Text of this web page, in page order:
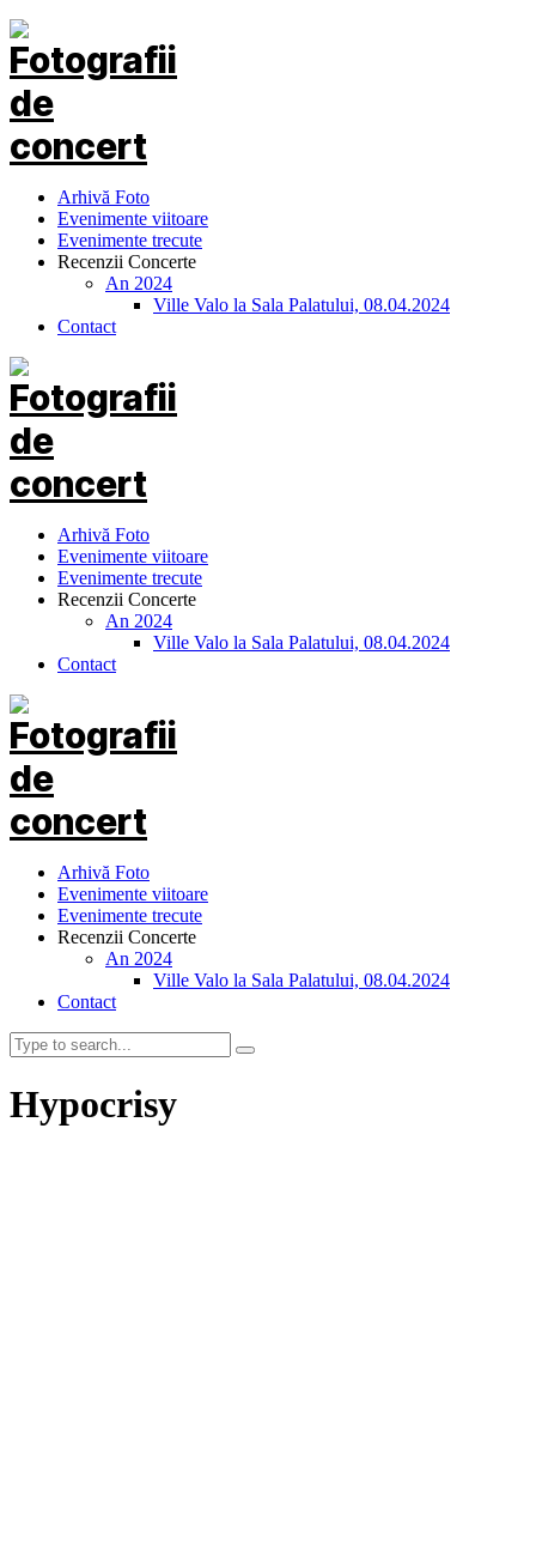
Arhivă Foto
Evenimente viitoare
Evenimente trecute
Recenzii Concerte
An 2024
Ville Valo la Sala Palatului, 08.04.2024
Contact
Arhivă Foto
Evenimente viitoare
Evenimente trecute
Recenzii Concerte
An 2024
Ville Valo la Sala Palatului, 08.04.2024
Contact
Arhivă Foto
Evenimente viitoare
Evenimente trecute
Recenzii Concerte
An 2024
Ville Valo la Sala Palatului, 08.04.2024
Contact
Hypocrisy